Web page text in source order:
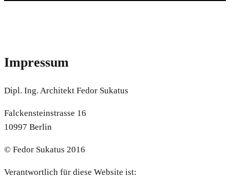
Impressum
Dipl. Ing. Architekt Fedor Sukatus
Falckensteinstrasse 16
10997 Berlin
© Fedor Sukatus 2016
Verantwortlich für diese Website ist: